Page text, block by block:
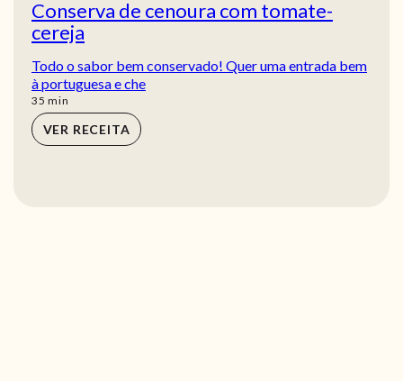
Conserva de cenoura com tomate-
cereja
Todo o sabor bem conservado! Quer uma entrada bem
à portuguesa e che
35 min
min
VER RECEITA